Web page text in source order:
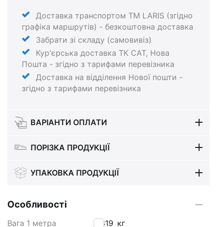
Доставка транспортом ТМ LARIS (згідно
графіка маршрутів) - безкоштовна доставка
Забрати зі складу (самовивіз)
Кур'єрська доставка ТК САТ, Нова
Пошта - згідно з тарифами перевізника
Доставка на відділення Нової пошти -
згідно з тарифами перевізника
ВАРІАНТИ ОПЛАТИ
ПОРІЗКА ПРОДУКЦІЇ
УПАКОВКА ПРОДУКЦІЇ
Особливості
Вага 1 метра 0,319 кг